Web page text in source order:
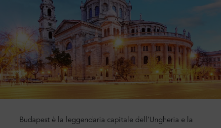
Budapest è la leggendaria capitale dell’Ungheria e la